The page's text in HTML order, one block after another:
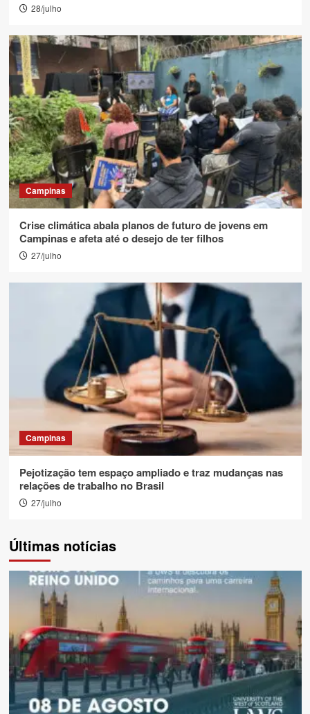
28/julho
Campinas
Crise climática abala planos de futuro de jovens em
Campinas e afeta até o desejo de ter filhos
27/julho
Campinas
Pejotização tem espaço ampliado e traz mudanças nas
relações de trabalho no Brasil
27/julho
Últimas notícias